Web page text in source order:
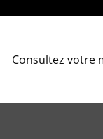
Consultez votre